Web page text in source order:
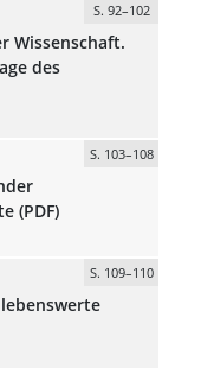
S. 92–102
Wissenschaft.
des
S. 103–108
(PDF)
S. 109–110